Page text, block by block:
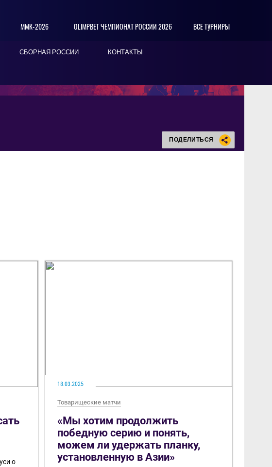
ММК-2026 OLIMPBET ЧЕМПИОНАТ РОССИИ 2026 ВСЕ ТУРНИРЫ
СБОРНАЯ РОССИИ КОНТАКТЫ
ПОДЕЛИТЬСЯ
о
18.03.2025
Товарищеские матчи
«Мы хотим продолжить
победную серию и понять,
можем ли удержать планку,
установленную в Азии»